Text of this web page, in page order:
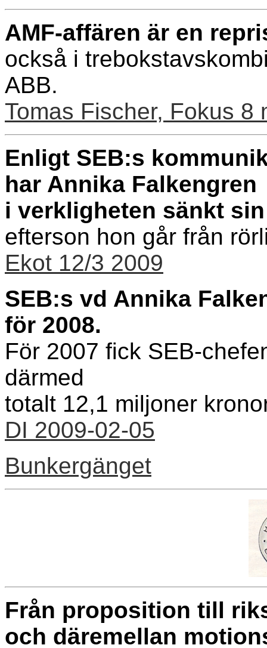
AMF-affären är en
också i
ABB.
Tomas Fischer, Fokus 8
Enligt SEB:s
har Annika Falkengren
i verkligheten sänkt
efterson hon går från
Ekot 12/3 2009
SEB:s vd Annika
för 2008.
För 2007 fick SEB-
därmed
totalt 12,1 miljoner
DI 2009-02-05
Bunkergänget
Från proposition till
och däremellan